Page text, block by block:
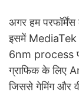
अगर हम
इसमें
6nm process
ग्राफिक के लिए
जिससे गेमिंग और